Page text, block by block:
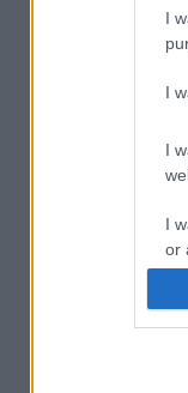
I
I
I
I
or
I